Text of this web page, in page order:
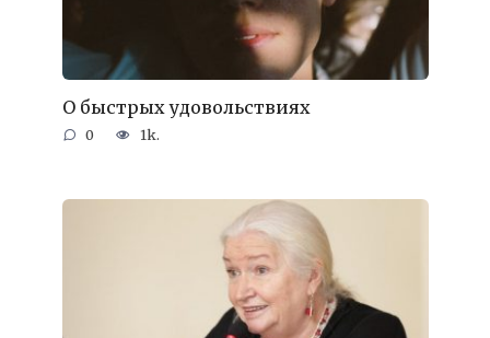
О быстрых удовольствиях
0 1k.